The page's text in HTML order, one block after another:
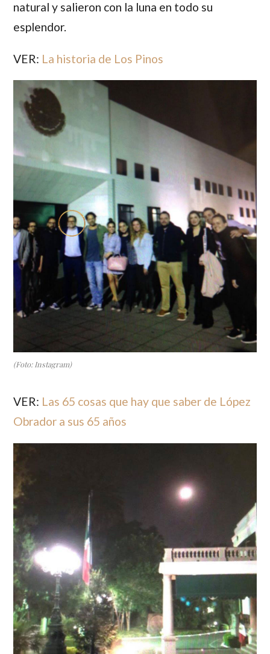
natural y salieron con la luna en todo su
esplendor.
VER: La historia de Los Pinos
(Foto: Instagram)
VER: Las 65 cosas que hay que saber de López
Obrador a sus 65 años